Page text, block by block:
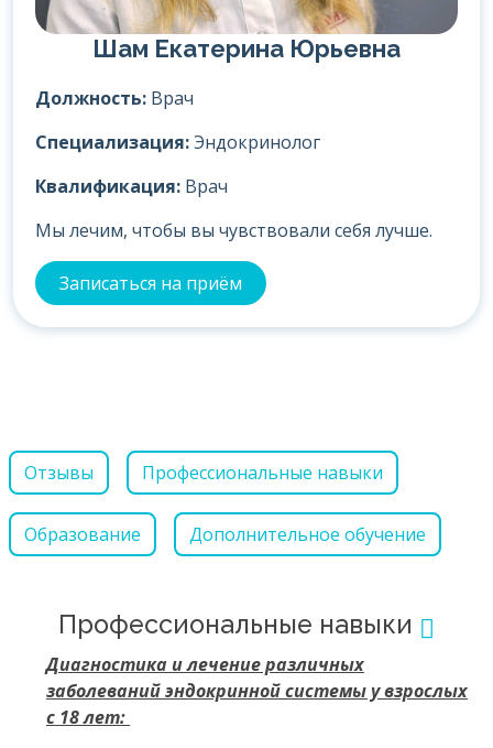
Шам Екатерина Юрьевна
Должность: Врач
Специализация:Эндокринолог
Квалификация: Врач
Мы лечим, чтобы вы чувствовали себя лучше.
Записаться на приём
Отзывы Профессиональные навыки
Образование Дополнительное обучение
Профессиональные навыки
Диагностика и лечение различных
заболеваний эндокринной системы у взрослых
с 18 лет: